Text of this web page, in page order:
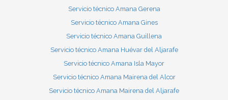
Servicio técnico Amana Gerena
Servicio técnico Amana Gines
Servicio técnico Amana Guillena
Servicio técnico Amana Huévar del Aljarafe
Servicio técnico Amana Isla Mayor
Servicio técnico Amana Mairena del Alcor
Servicio técnico Amana Mairena del Aljarafe